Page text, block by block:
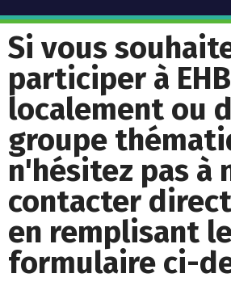
Si vous
participer à
localement ou
groupe
n'hésitez pas à
contacter
en remplisant
formulaire ci-